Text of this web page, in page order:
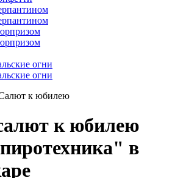
огни
огни
к юбилею
к юбилею
в